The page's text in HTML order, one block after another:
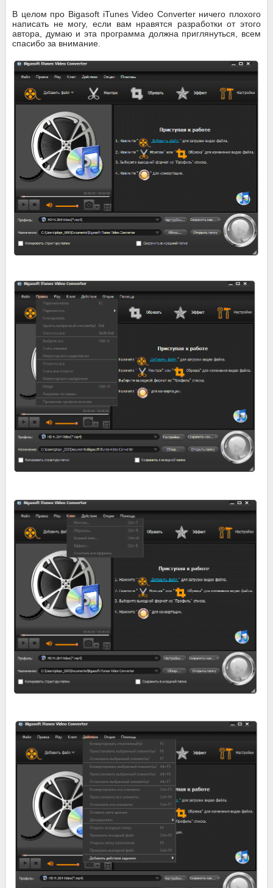
В целом про Bigasoft iTunes Video Converter ничего плохого
написать не могу, если вам нравятся разработки от этого
автора, думаю и эта программа должна приглянуться, всем
спасибо за внимание.